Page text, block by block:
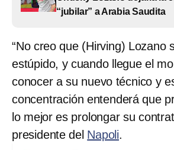
“jubilar” a Arabia Saudita
“No creo que (Hirving) Lozano
estúpido, y cuando llegue el
conocer a su nuevo técnico y
concentración entenderá que
lo mejor es prolongar su
presidente del Napoli.